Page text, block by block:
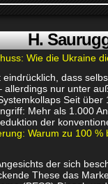
H.
Wie die Ukraine
dass
nur unter
Seit
Mehr als 1.000
der
Warum zu 100
der sich
These das